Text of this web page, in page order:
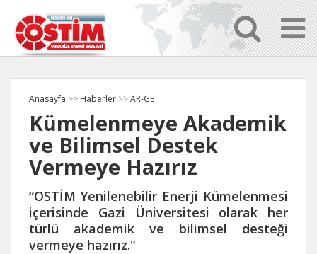
Anasayfa >> Haberler >>AR-GE
Kümelenmeye Akademik
ve Bilimsel Destek
Vermeye Hazırız
“OSTİM Yenilenebilir Enerji Kümelenmesi
içerisinde Gazi Üniversitesi olarak her
türlü akademik ve bilimsel desteği
vermeye hazırız."